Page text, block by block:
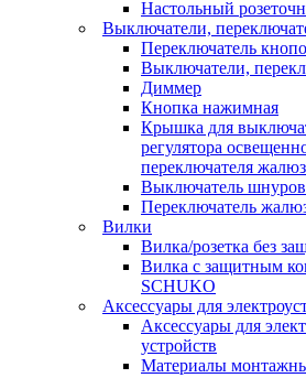
Настольный
Выключатели,
Переключатель
Выключатели,
Диммер
Кнопка нажимная
Крышка для
регулятора
переключателя
Выключатель
Переключатель
Вилки
Вилка/розетка без
Вилка с защитным
SCHUKO
Аксессуары для
Аксессуары для
устройств
Материалы